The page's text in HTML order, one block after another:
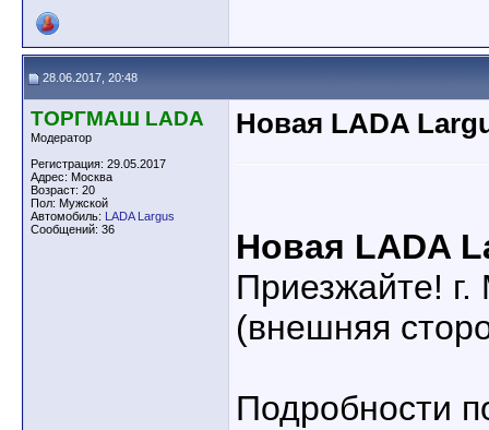
28.06.2017, 20:48
ТОРГМАШ LADA
Модератор
Регистрация: 29.05.2017
Адрес: Москва
Возраст: 20
Пол: Мужской
Автомобиль: LADA Largus
Сообщений: 36
Новая LADA
Новая LADA
Приезжайте!
(внешняя
Подробности